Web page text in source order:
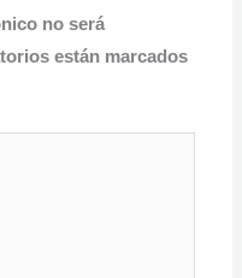
no será
están marcados